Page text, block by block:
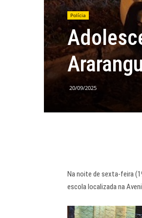
Polícia
20/09/2025
Na noite de sexta-feira
escola localizada na